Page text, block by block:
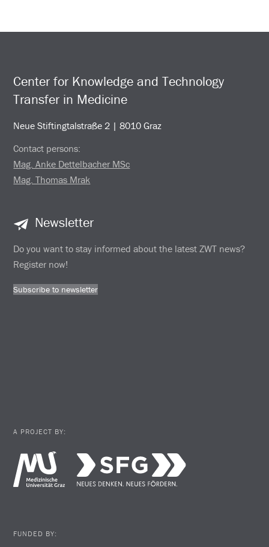
Center for Knowledge and Technology
Transfer in Medicine
Neue Stiftingtalstraße 2 | 8010 Graz
Contact persons:
Mag. Anke Dettelbacher MSc
Mag. Thomas Mrak
Newsletter
Do you want to stay informed about the latest ZWT news?
Register now!
Subscribe to newsletter
A PROJECT BY:
FUNDED BY: